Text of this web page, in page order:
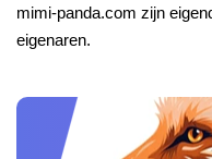
mimi-panda.com zijn
eigenaren.